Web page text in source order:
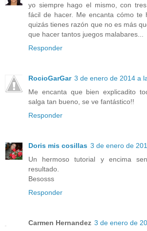
yo siempre hago el mismo, con
fácil de hacer. Me encanta cómo te
quizás tienes razón que no es más
que hacer tantos juegos malabares...
Responder
RocioGarGar 3 de enero de 2014 a
Me encanta que bien explicadito
salga tan bueno, se ve fantástico!!
Responder
Doris mis cosillas 3 de enero de
Un hermoso tutorial y encima
resultado.
Besosss
Responder
Carmen Hernandez 3 de enero de